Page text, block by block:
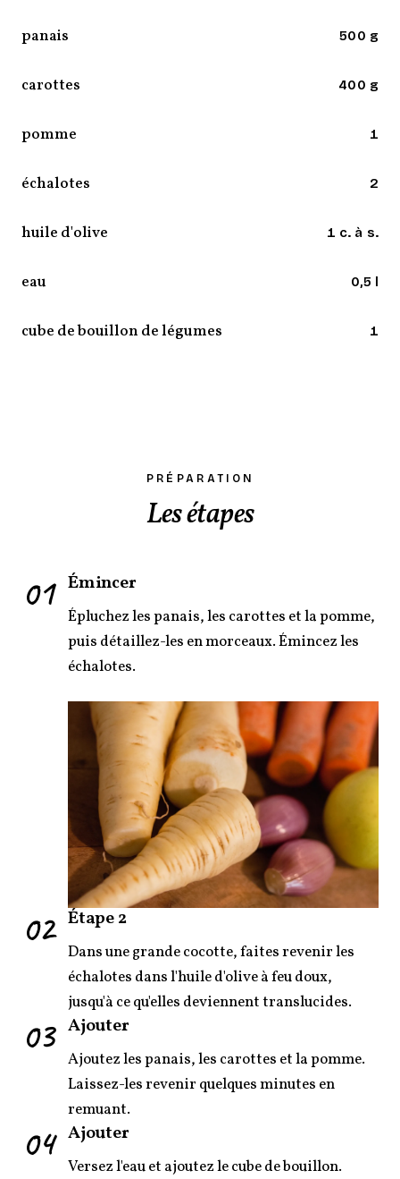
panais 500 g
carottes 400 g
pomme 1
échalotes 2
huile d'olive 1 c. à s.
eau 0,5 l
cube de bouillon de légumes 1
PRÉPARATION
Les étapes
01 Émincer
Épluchez les panais, les carottes et la pomme,
puis détaillez-les en morceaux. Émincez les
échalotes.
02 Étape 2
Dans une grande cocotte, faites revenir les
échalotes dans l'huile d'olive à feu doux,
jusqu'à ce qu'elles deviennent translucides.
03 Ajouter
Ajoutez les panais, les carottes et la pomme.
Laissez-les revenir quelques minutes en
remuant.
04 Ajouter
Versez l'eau et ajoutez le cube de bouillon.